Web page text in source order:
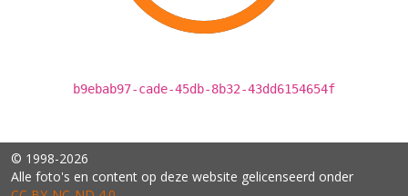
b9ebab97-cade-45db-8b32-43dd6154654f
© 1998-2026
Alle foto's en content op deze website gelicenseerd onder